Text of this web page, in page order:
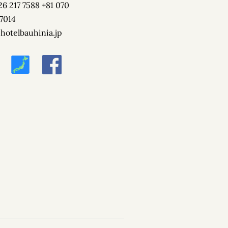
217 7588 +81 070
泉